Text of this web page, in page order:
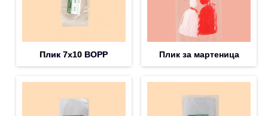
Плик 7х10 BOPP Плик за мартеница